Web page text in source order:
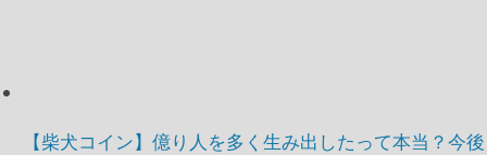
【柴犬コイン】億り人を多く生み出したって本当？今後